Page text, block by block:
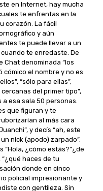
en Internet, hay mucha
te enfrentas en la
corazón. La fácil
y aún
te puede llevar a un
te enredaste. De
Chat denominada “los
cómico el nombre y no es
“sólo para ellas”,
del primer tipo”,
esa sala 50 personas.
que figuran y te
al más cara
y decís “ah, este
nick (apodo) zarpado”.
“Hola, ¿cómo estás?”¿de
“¿qué haces de tu
donde en cinco
policial impresionante y
con gentileza. Sin